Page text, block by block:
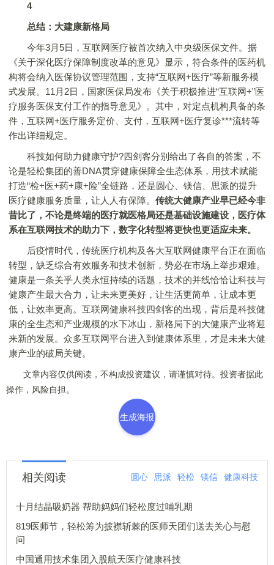
4
总结：大建康新格局
今年3月5日，互联网医疗被首次纳入中央级医保文件。据
《关于深化医疗保障制度改革的意见》显示，符合条件的医药机
构将会纳入医保协议管理范围，支持“互联网+医疗”等新服务模
式发展。11月2日，国家医保局发布《关于积极推进“互联网+”医
疗服务医保支付工作的指导意见》。其中，对定点机构具备的条
件，互联网+医疗服务定价、支付，互联网+医疗复诊***流转等
作出详细规定。
科技如何助力健康守护?四剑客分别给出了各自的答案，不
论是轻松集团的善DNA贯穿健康保障全生态体系，用技术赋能
打造“检+医+药+康+险”全链路，还是圆心、镁信、思派的提升
医疗健康服务质量，让人人有保障。 传统大健康产业早已经今非
昔比了，不论是终端的医疗就医格局还是基础设施建设，医疗体
系在互联网技术的助力下，数字化转型将更快也更适应未来。
后疫情时代，传统医疗机构及各大互联网健康平台正在面临
转型，缺乏综合有效服务和技术创新，势必在市场上举步艰难。
健康是一条关乎人类永恒持续的话题，技术的并线恰恰让科技与
健康产生最大合力，让未来更美好，让生活更简单，让成本更
低，让效率更高。互联网健康科技四剑客的出现，背后是科技健
康的全生态和产业规模的水下冰山，新格局下的大健康产业将迎
来新的发展。众多互联网平台进入到健康体系里，才是未来大健
康产业的破局关键。
文章内容仅供阅读，不构成投资建议，请谨慎对待。投资者据此
操作，风险自担。
生成海报
相关阅读 圆心 思派 轻松 镁信 健康科技
十月结晶吸奶器 帮助妈妈们轻松度过哺乳期
819医师节，轻松筹为披襟斩棘的医师天团们送去关心与慰
问
中国通用技术集团入股航天医疗健康科技